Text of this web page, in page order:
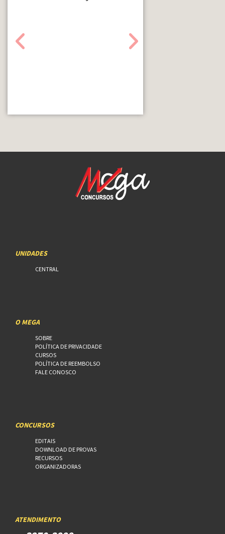
UNIDADES
CENTRAL
O MEGA
SOBRE
POLÍTICA DE PRIVACIDADE
CURSOS
POLÍTICA DE REEMBOLSO
FALE CONOSCO
CONCURSOS
EDITAIS
DOWNLOAD DE PROVAS
RECURSOS
ORGANIZADORAS
ATENDIMENTO